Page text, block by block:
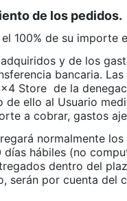
de los pedidos.
100% de su importe
y de los
bancaria.
Store de la
ello al Usuario
a cobrar, gastos
normalmente
hábiles (no
dentro del
serán por cuenta